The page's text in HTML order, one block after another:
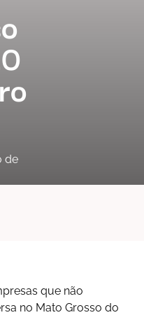
de
que não
no Mato Grosso do